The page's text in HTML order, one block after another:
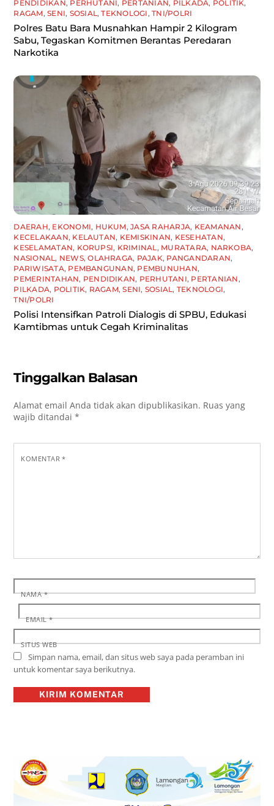
PENDIDIKAN, PERHUTANI, PERTANIAN, PILKADA, POLITIK,
RAGAM,SENI, SOSIAL,TEKNOLOGI,TNI/POLRI
Polres Batu Bara Musnahkan Hampir 2 Kilogram
Sabu, Tegaskan Komitmen Berantas Peredaran
Narkotika
DAERAH, EKONOMI, HUKUM,JASA RAHARJA, KEAMANAN,
KECELAKAAN, KELAUTAN, KEMISKINAN, KESEHATAN,
KESELAMATAN, KORUPSI, KRIMINAL, MURATARA, NARKOBA,
NASIONAL, NEWS,OLAHRAGA, PAJAK, PANGANDARAN,
PARIWISATA, PEMBANGUNAN, PEMBUNUHAN,
PEMERINTAHAN, PENDIDIKAN, PERHUTANI, PERTANIAN,
PILKADA, POLITIK, RAGAM,SENI, SOSIAL, TEKNOLOGI,
TNI/POLRI
Polisi Intensifkan Patroli Dialogis di SPBU, Edukasi
Kamtibmas untuk Cegah Kriminalitas
Tinggalkan Balasan
Alamat email Anda tidak akan dipublikasikan. Ruas yang
wajib ditandai*
KOMENTAR*
NAMA*
EMAIL*
SITUS WEB
Simpan nama, email, dan situs web saya pada peramban ini
untuk komentar saya berikutnya.